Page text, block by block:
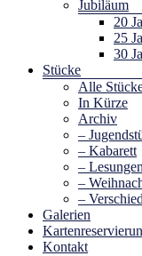
Jubiläum
20
25
30
Stücke
Alle
In Kürze
Archiv
–
– Kabarett
–
–
–
Galerien
Kontakt